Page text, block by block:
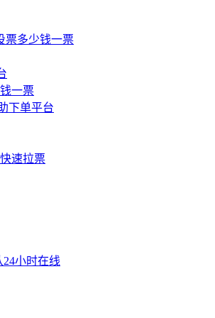
票多少钱一票
一票
下单平台
速拉票
小时在线